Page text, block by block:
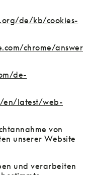
de/kb/cookies-
chrome/answer
de-
en/latest/web-
von
unserer Website
und verarbeiten